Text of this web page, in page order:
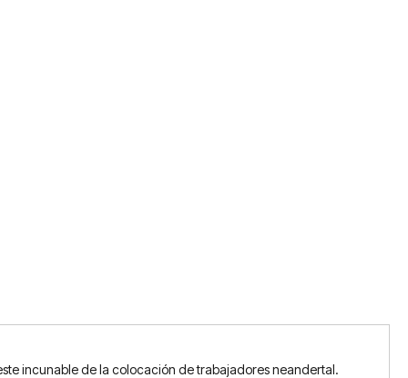
incunable de la colocación de trabajadores neandertal.